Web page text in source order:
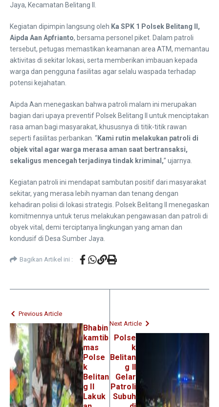
Jaya, Kecamatan Belitang II.
Kegiatan dipimpin langsung oleh Ka SPK 1 Polsek Belitang II,
Aipda Aan Apfrianto, bersama personel piket. Dalam patroli
tersebut, petugas memastikan keamanan area ATM, memantau
aktivitas di sekitar lokasi, serta memberikan imbauan kepada
warga dan pengguna fasilitas agar selalu waspada terhadap
potensi kejahatan.
Aipda Aan menegaskan bahwa patroli malam ini merupakan
bagian dari upaya preventif Polsek Belitang II untuk menciptakan
rasa aman bagi masyarakat, khususnya di titik-titik rawan
seperti fasilitas perbankan. “Kami rutin melakukan patroli di
objek vital agar warga merasa aman saat bertransaksi,
sekaligus mencegah terjadinya tindak kriminal,” ujarnya.
Kegiatan patroli ini mendapat sambutan positif dari masyarakat
sekitar, yang merasa lebih nyaman dan tenang dengan
kehadiran polisi di lokasi strategis. Polsek Belitang II menegaskan
komitmennya untuk terus melakukan pengawasan dan patroli di
obyek vital, demi terciptanya lingkungan yang aman dan
kondusif di Desa Sumber Jaya.
Bagikan Artikel ini :
Previous Article
Bhabin
kamtib
mas
Polse
k
Belitan
g II
Lakuk
Next Article
Polse
k
Belitan
g II
Gelar
Patroli
Subuh